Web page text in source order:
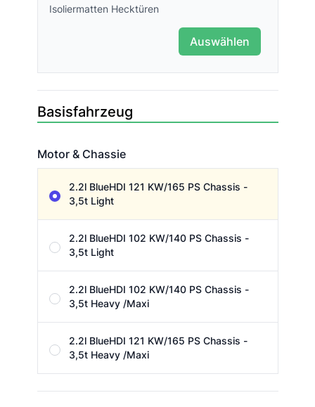
Isoliermatten Hecktüren
Auswählen
Basisfahrzeug
Motor & Chassie
2.2l BlueHDI 121 KW/165 PS Chassis -
3,5t Light
2.2l BlueHDI 102 KW/140 PS Chassis -
3,5t Light
2.2l BlueHDI 102 KW/140 PS Chassis -
3,5t Heavy /Maxi
2.2l BlueHDI 121 KW/165 PS Chassis -
3,5t Heavy /Maxi